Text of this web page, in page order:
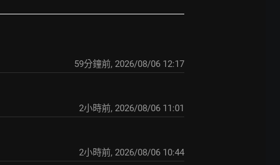
59分鐘前, 2026/08/06 12:17
2小時前, 2026/08/06 11:01
2小時前, 2026/08/06 10:44